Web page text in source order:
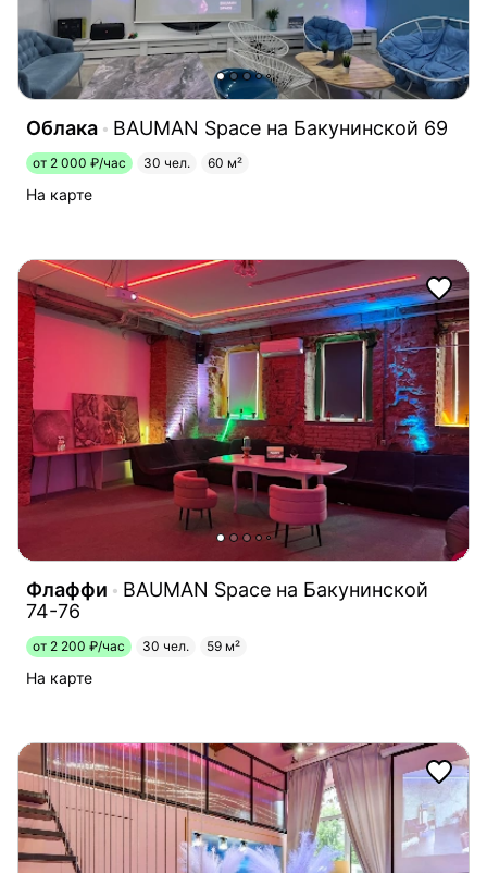
Облака BAUMAN Space на Бакунинской 69
от 2 000 ₽/час 30 чел. 60 м²
На карте
Флаффи
BAUMAN Space на Бакунинской
74-76
от 2 200 ₽/час 30 чел. 59 м²
На карте